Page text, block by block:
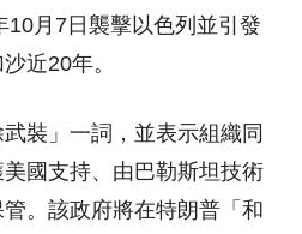
月7日襲擊以色列並引發
近20年。
裝」一詞，並表示組織同
國支持、由巴勒斯坦技術
。該政府將在特朗普「和